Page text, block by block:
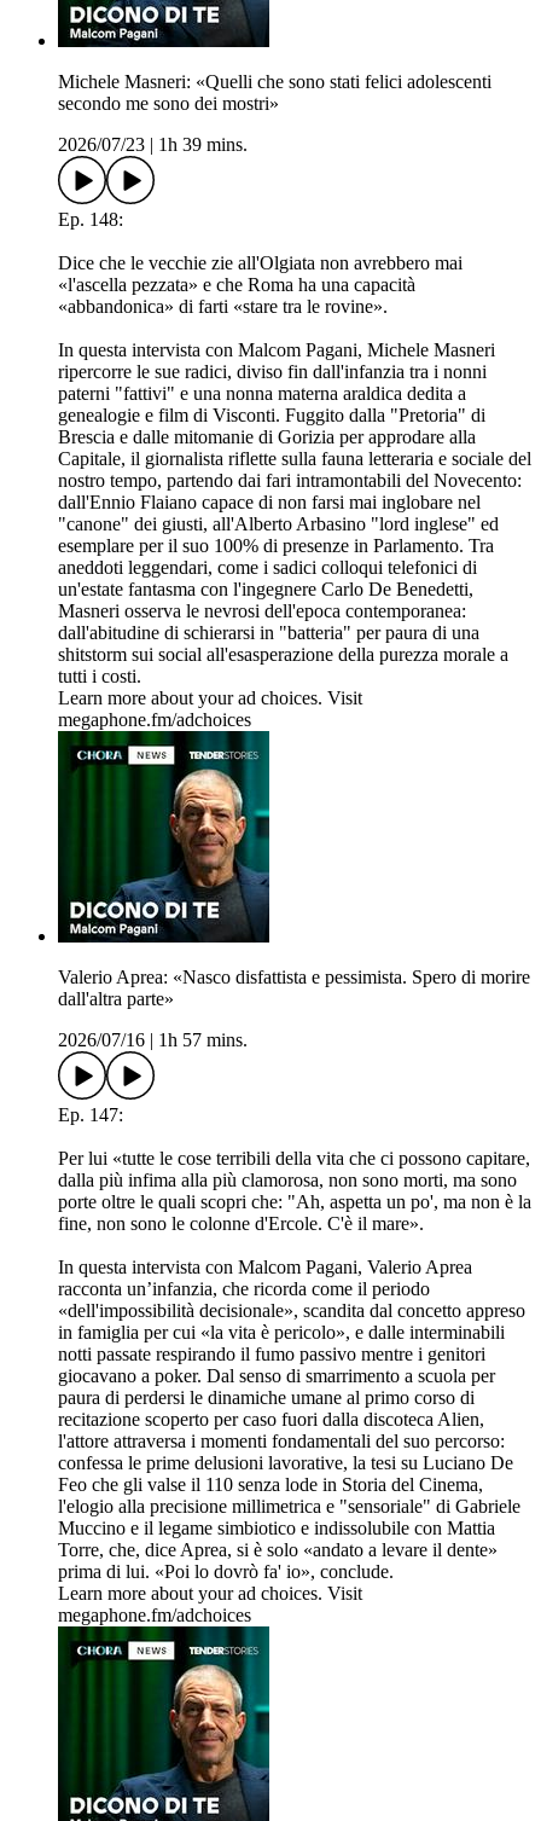
Michele Masneri: «Quelli che sono stati felici adolescenti
secondo me sono dei mostri»
2026/07/23
1h 39 mins.
Ep. 148:
Dice che le vecchie zie all'Olgiata non avrebbero mai
«l'ascella pezzata» e che Roma ha una capacità
«abbandonica» di farti «stare tra le rovine».
In questa intervista con Malcom Pagani, Michele Masneri
ripercorre le sue radici, diviso fin dall'infanzia tra i nonni
paterni "fattivi" e una nonna materna araldica dedita a
genealogie e film di Visconti. Fuggito dalla "Pretoria" di
Brescia e dalle mitomanie di Gorizia per approdare alla
Capitale, il giornalista riflette sulla fauna letteraria e sociale del
nostro tempo, partendo dai fari intramontabili del Novecento:
dall'Ennio Flaiano capace di non farsi mai inglobare nel
"canone" dei giusti, all'Alberto Arbasino "lord inglese" ed
esemplare per il suo 100% di presenze in Parlamento. Tra
aneddoti leggendari, come i sadici colloqui telefonici di
un'estate fantasma con l'ingegnere Carlo De Benedetti,
Masneri osserva le nevrosi dell'epoca contemporanea:
dall'abitudine di schierarsi in "batteria" per paura di una
shitstorm sui social all'esasperazione della purezza morale a
tutti i costi.
Learn more about your ad choices. Visit
megaphone.fm/adchoices
Valerio Aprea: «Nasco disfattista e pessimista. Spero di morire
dall'altra parte»
2026/07/16
1h 57 mins.
Ep. 147:
Per lui «tutte le cose terribili della vita che ci possono capitare,
dalla più infima alla più clamorosa, non sono morti, ma sono
porte oltre le quali scopri che: "Ah, aspetta un po', ma non è la
fine, non sono le colonne d'Ercole. C'è il mare».
In questa intervista con Malcom Pagani, Valerio Aprea
racconta un’infanzia, che ricorda come il periodo
«dell'impossibilità decisionale», scandita dal concetto appreso
in famiglia per cui «la vita è pericolo», e dalle interminabili
notti passate respirando il fumo passivo mentre i genitori
giocavano a poker. Dal senso di smarrimento a scuola per
paura di perdersi le dinamiche umane al primo corso di
recitazione scoperto per caso fuori dalla discoteca Alien,
l'attore attraversa i momenti fondamentali del suo percorso:
confessa le prime delusioni lavorative, la tesi su Luciano De
Feo che gli valse il 110 senza lode in Storia del Cinema,
l'elogio alla precisione millimetrica e "sensoriale" di Gabriele
Muccino e il legame simbiotico e indissolubile con Mattia
Torre, che, dice Aprea, si è solo «andato a levare il dente»
prima di lui. «Poi lo dovrò fa' io», conclude.
Learn more about your ad choices. Visit
megaphone.fm/adchoices